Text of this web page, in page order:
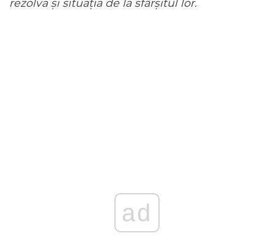
rezolva și situația de la sfârșitul lor.
ad